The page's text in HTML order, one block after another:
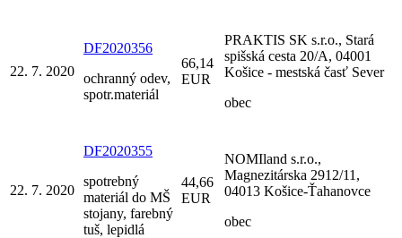
22. 7. 2020
DF2020356
ochranný odev,
spotr.materiál
66,14
EUR
PRAKTIS SK s.r.o., Stará
spišská cesta 20/A, 04001
Košice - mestská časť Sever
obec
22. 7. 2020
DF2020355
spotrebný
materiál do MŠ
stojany, farebný
tuš, lepidlá
44,66
EUR
NOMIland s.r.o.,
Magnezitárska 2912/11,
04013 Košice-Ťahanovce
obec